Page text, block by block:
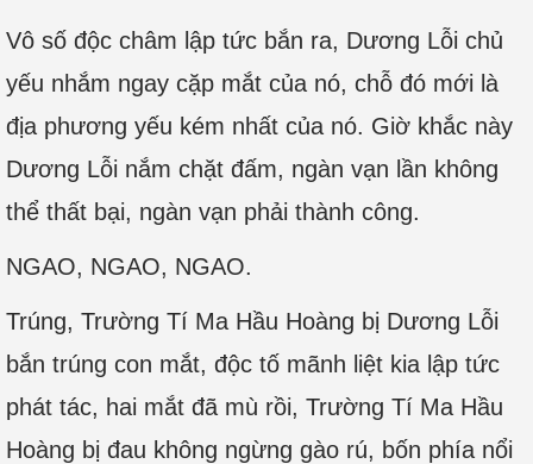
Vô số độc châm lập tức bắn ra, Dương Lỗi chủ
yếu nhắm ngay cặp mắt của nó, chỗ đó mới là
địa phương yếu kém nhất của nó. Giờ khắc này
Dương Lỗi nắm chặt đấm, ngàn vạn lần không
thể thất bại, ngàn vạn phải thành công.
NGAO, NGAO, NGAO.
Trúng, Trường Tí Ma Hầu Hoàng bị Dương Lỗi
bắn trúng con mắt, độc tố mãnh liệt kia lập tức
phát tác, hai mắt đã mù rồi, Trường Tí Ma Hầu
Hoàng bị đau không ngừng gào rú, bốn phía nổi